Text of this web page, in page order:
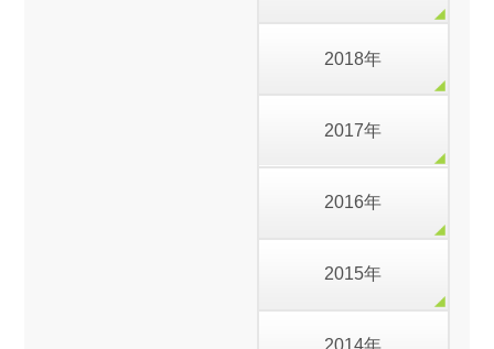
2018年
2017年
2016年
2015年